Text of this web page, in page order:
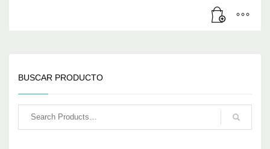
BUSCAR PRODUCTO